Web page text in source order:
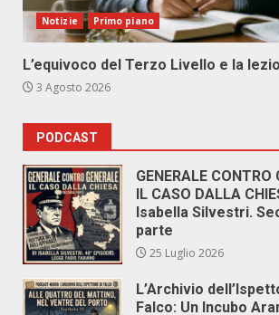
Notizie Primo piano
L’equivoco del Terzo Livello e la
3 Agosto 2026
PODCAST
GENERALE CONTRO
IL CASO DALLA
Isabella Silvestri.
parte
25 Luglio 2026
L’Archivio
Falco: Un Incubo